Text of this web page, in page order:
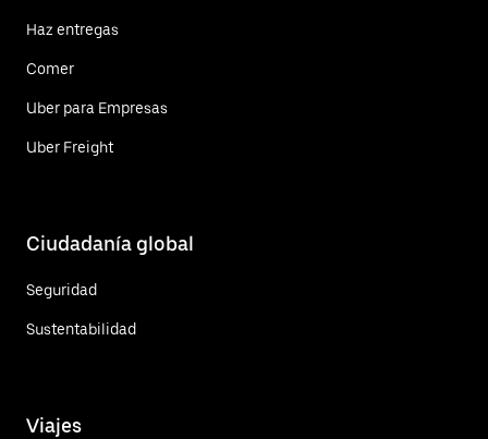
Haz entregas
Comer
Uber para Empresas
Uber Freight
Ciudadanía global
Seguridad
Sustentabilidad
Viajes